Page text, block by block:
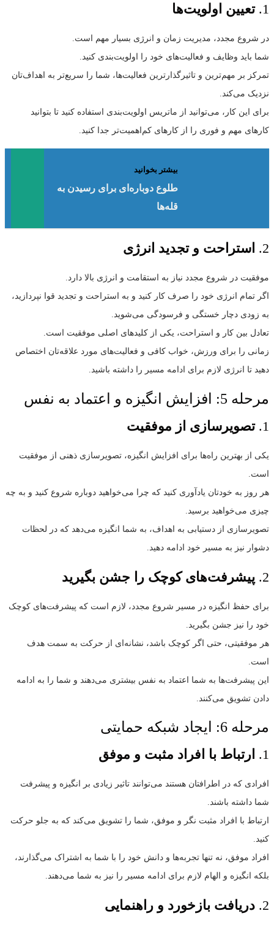
1. تعیین اولویت‌ها
در شروع مجدد، مدیریت زمان و انرژی بسیار مهم است.
شما باید وظایف و فعالیت‌های خود را اولویت‌بندی کنید.
تمرکز بر مهم‌ترین و تاثیرگذارترین فعالیت‌ها، شما را سریع‌تر به اهداف‌تان
نزدیک می‌کند.
برای این کار، می‌توانید از ماتریس اولویت‌بندی استفاده کنید تا بتوانید
کارهای مهم و فوری را از کارهای کم‌اهمیت‌تر جدا کنید.
بیشتر بخوانید
طلوع دوباره‌ای برای رسیدن به
قله‌ها
2. استراحت و تجدید انرژی
موفقیت در شروع مجدد نیاز به استقامت و انرژی بالا دارد.
اگر تمام انرژی خود را صرف کار کنید و به استراحت و تجدید قوا نپردازید،
به زودی دچار خستگی و فرسودگی می‌شوید.
تعادل بین کار و استراحت، یکی از کلیدهای اصلی موفقیت است.
زمانی را برای ورزش، خواب کافی و فعالیت‌های مورد علاقه‌تان اختصاص
دهید تا انرژی لازم برای ادامه مسیر را داشته باشید.
مرحله 5: افزایش انگیزه و اعتماد به نفس
1. تصویرسازی از موفقیت
یکی از بهترین راه‌ها برای افزایش انگیزه، تصویرسازی ذهنی از موفقیت
است.
هر روز به خودتان یادآوری کنید که چرا می‌خواهید دوباره شروع کنید و به چه
چیزی می‌خواهید برسید.
تصویرسازی از دستیابی به اهداف، به شما انگیزه می‌دهد که در لحظات
دشوار نیز به مسیر خود ادامه دهید.
2. پیشرفت‌های کوچک را جشن بگیرید
برای حفظ انگیزه در مسیر شروع مجدد، لازم است که پیشرفت‌های کوچک
خود را نیز جشن بگیرید.
هر موفقیتی، حتی اگر کوچک باشد، نشانه‌ای از حرکت به سمت هدف
است.
این پیشرفت‌ها به شما اعتماد به نفس بیشتری می‌دهند و شما را به ادامه
دادن تشویق می‌کنند.
مرحله 6: ایجاد شبکه حمایتی
1. ارتباط با افراد مثبت و موفق
افرادی که در اطرافتان هستند می‌توانند تاثیر زیادی بر انگیزه و پیشرفت
شما داشته باشند.
ارتباط با افراد مثبت‌ نگر و موفق، شما را تشویق می‌کند که به جلو حرکت
کنید.
افراد موفق، نه تنها تجربه‌ها و دانش خود را با شما به اشتراک می‌گذارند،
بلکه انگیزه و الهام لازم برای ادامه مسیر را نیز به شما می‌دهند.
2. دریافت بازخورد و راهنمایی